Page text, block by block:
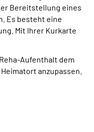
Bereitstellung eines
Es besteht eine
Mit Ihrer Kurkarte
Aufenthalt dem
anzupassen.